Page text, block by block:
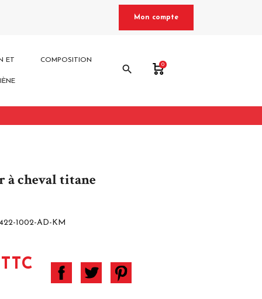
Mon compte
ET COMPOSITION
search 0
à cheval titane
1002-AD-KM